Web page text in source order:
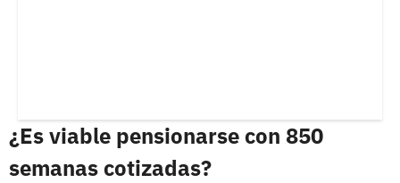
¿Es viable pensionarse con 850
semanas cotizadas?